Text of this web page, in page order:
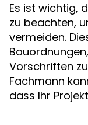
Es ist wichtig,
zu beachten,
vermeiden.
Vorschriften
Fachmann
dass Ihr